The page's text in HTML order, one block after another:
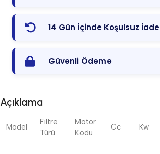
14 Gün İçinde Koşulsuz İade
Güvenli Ödeme
Açıklama
Model
Filtre
Türü
Motor
Kodu
Cc Kw